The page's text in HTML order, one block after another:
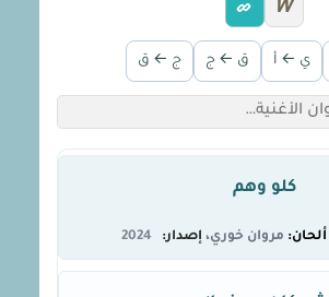
W
ي ← أ ق ← ج ج ← ق
كلو وهم
مروان خوري 2024